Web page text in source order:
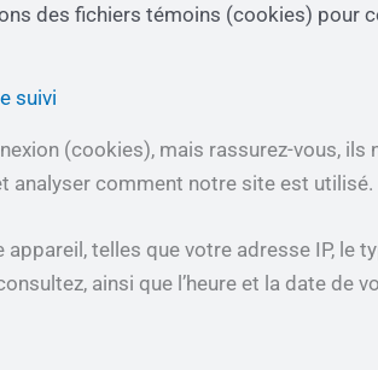
des fichiers témoins (cookies) pour
suivi
(cookies), mais rassurez-vous,
analyser comment notre site est utilisé.
telles que votre adresse IP, le
ainsi que l’heure et la date de